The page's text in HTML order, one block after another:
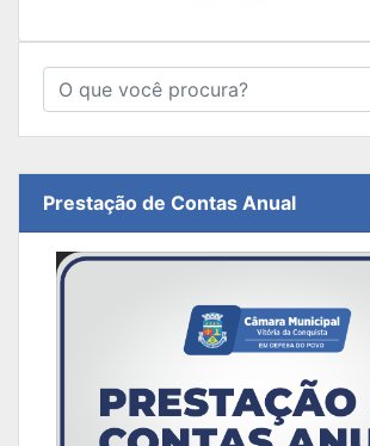
Prestação de Contas Anual